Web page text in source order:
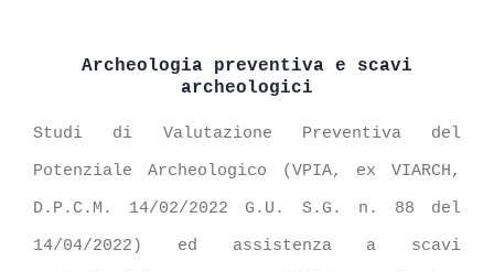
Archeologia preventiva e scavi
archeologici
Studi di Valutazione Preventiva del
Potenziale Archeologico (VPIA, ex VIARCH,
D.P.C.M. 14/02/2022 G.U. S.G. n. 88 del
14/04/2022) ed assistenza a scavi